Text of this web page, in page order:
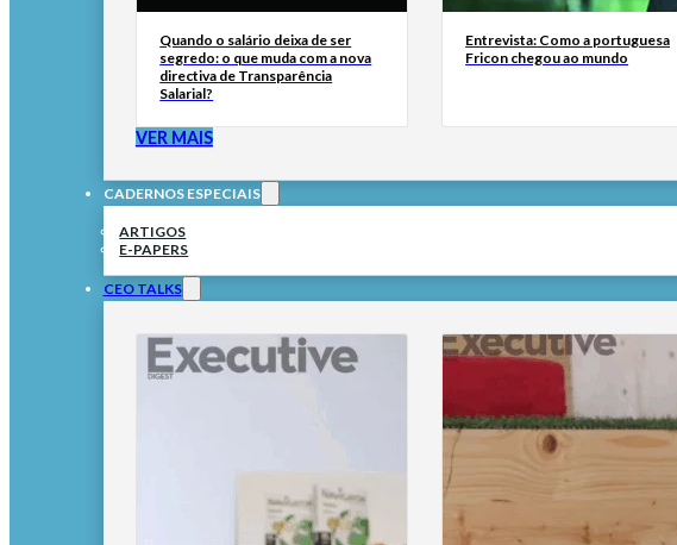
Quando o salário deixa de ser
segredo: o que muda com a nova
directiva de Transparência
Salarial?
Entrevista: Como a portuguesa
Fricon chegou ao mundo
VER MAIS
CADERNOS ESPECIAIS
ARTIGOS
E-PAPERS
CEO TALKS